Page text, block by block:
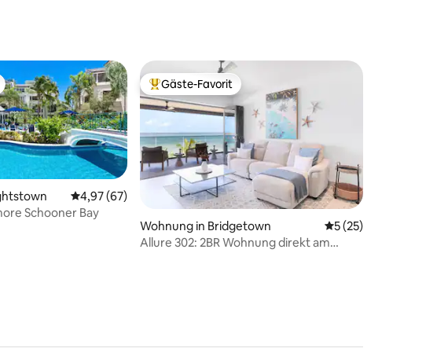
5 von 5, 42 Bewertungen
Durchschnittliche Bewertung: 4,97 von 5, 67 Bewertungen
4,97 (67)
Schooner Bay
Beliebter Gäste-Favorit.
Gäste-Favorit
Wohnung in Bridgetown Durchschnittliche
5 (25)
Allure 302: 2BR Wohnung direkt am